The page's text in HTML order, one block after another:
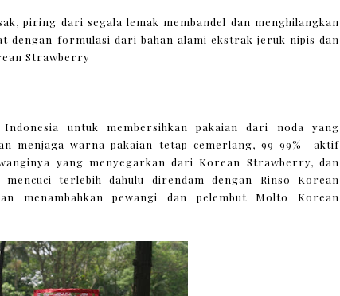
piring dari segala lemak membandel dan menghilangkan
dengan formulasi dari bahan alami ekstrak jeruk nipis dan
Strawberry
untuk membersihkan pakaian dari noda yang
menjaga warna pakaian tetap cemerlang, 99 99% aktif
yang menyegarkan dari Korean Strawberry, dan
terlebih dahulu direndam dengan Rinso Korean
menambahkan pewangi dan pelembut Molto Korean